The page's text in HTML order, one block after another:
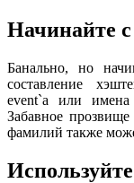
Начинайте
Банально, но
составление
event`а или
Забавное
фамилий также